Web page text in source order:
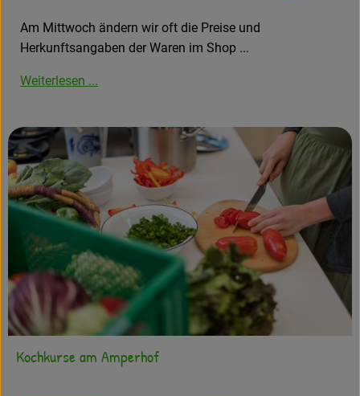
Am Mittwoch ändern wir oft die Preise und
Herkunftsangaben der Waren im Shop ...
Weiterlesen ...
Kochkurse am Amperhof